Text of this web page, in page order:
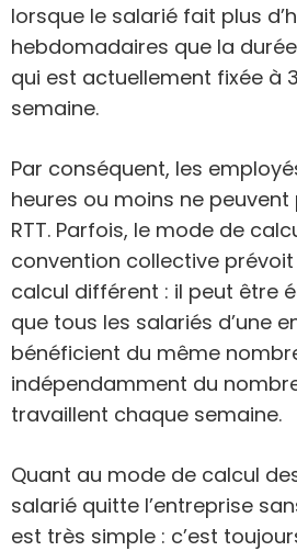
lorsque le salarié fait plus
hebdomadaires que la
qui est actuellement fixée à
semaine.
Par conséquent, les
heures ou moins ne
RTT. Parfois, le mode de
convention collective
calcul différent : il peut être
que tous les salariés d’une
bénéficient du même
indépendamment du nombre
travaillent chaque semaine.
Quant au mode de calcul
salarié quitte l’entreprise
est très simple : c’est